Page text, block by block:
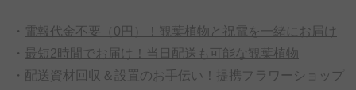
・ 電報代金不要（0円）！観葉植物と祝電を一緒にお届け
・ 最短2時間でお届け！当日配送も可能な観葉植物
・ 配送資材回収＆設置のお手伝い！提携フラワーショップ